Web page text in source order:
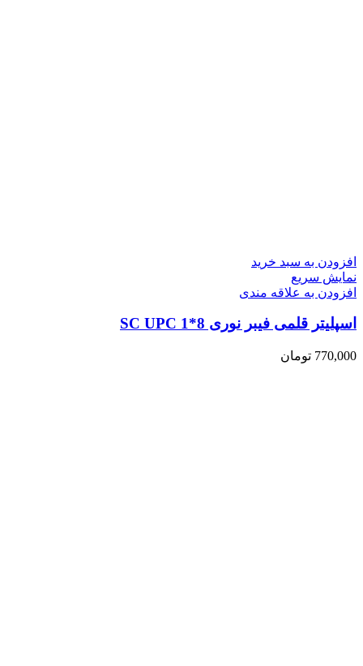
افزودن به سبد خرید
نمایش سریع
افزودن به علاقه مندی
اسپلیتر قلمی فیبر نوری 8*1 SC UPC
770,000 تومان